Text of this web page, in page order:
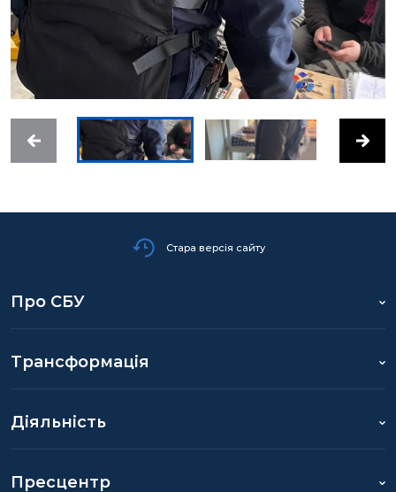
Стара версія сайту
Про СБУ
Трансформація
Діяльність
Пресцентр